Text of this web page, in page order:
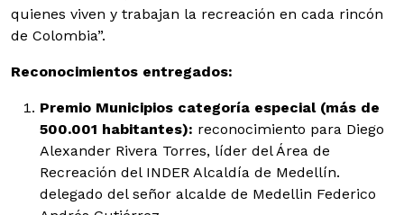
quienes viven y trabajan la recreación en cada rincón
de Colombia”.
Reconocimientos entregados:
Premio Municipios categoría especial (más de
500.001 habitantes): reconocimiento para Diego
Alexander Rivera Torres, líder del Área de
Recreación del INDER Alcaldía de Medellín.
delegado del señor alcalde de Medellin Federico